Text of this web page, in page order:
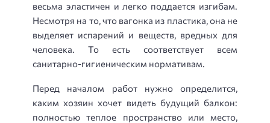
весьма эластичен и легко поддается изгибам.
Несмотря на то, что вагонка из пластика, она не
выделяет испарений и веществ, вредных для
человека. То есть соответствует всем
санитарно-гигиеническим нормативам.
Перед началом работ нужно определится,
каким хозяин хочет видеть будущий балкон:
полностью теплое пространство или место,